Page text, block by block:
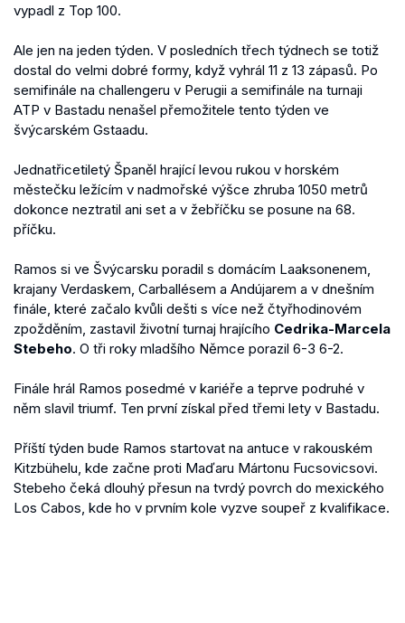
vypadl z Top 100.
Ale jen na jeden týden. V posledních třech týdnech se totiž
dostal do velmi dobré formy, když vyhrál 11 z 13 zápasů. Po
semifinále na challengeru v Perugii a semifinále na turnaji
ATP v Bastadu nenašel přemožitele tento týden ve
švýcarském Gstaadu.
Jednatřicetiletý Španěl hrající levou rukou v horském
městečku ležícím v nadmořské výšce zhruba 1050 metrů
dokonce neztratil ani set a v žebříčku se posune na 68.
příčku.
Ramos si ve Švýcarsku poradil s domácím Laaksonenem,
krajany Verdaskem, Carballésem a Andújarem a v dnešním
finále, které začalo kvůli dešti s více než čtyřhodinovém
zpožděním, zastavil životní turnaj hrajícího Cedrika-Marcela
Stebeho. O tři roky mladšího Němce porazil 6-3 6-2.
Finále hrál Ramos posedmé v kariéře a teprve podruhé v
něm slavil triumf. Ten první získal před třemi lety v Bastadu.
Příští týden bude Ramos startovat na antuce v rakouském
Kitzbühelu, kde začne proti Maďaru Mártonu Fucsovicsovi.
Stebeho čeká dlouhý přesun na tvrdý povrch do mexického
Los Cabos, kde ho v prvním kole vyzve soupeř z kvalifikace.